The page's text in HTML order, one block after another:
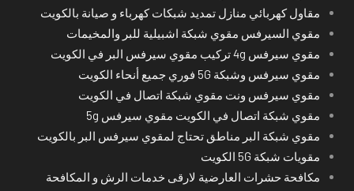
مقاول كهربائي منازل تمديد شبكات كهرباء و صيانة بالكويت
مقوي السيرفس مقوي شبكة اشبيلية للبر والمخيمات
مقوي سيرفس 4g تركيب مقوي سيرفس البر في الكويت
مقوي سيرفس وشبكة 5G فوري جميع أنحاء الكويت
مقوي سيرفس ونت مقوي شبكة اتصال في الكويت
مقوي شبكة اتصال في الكويت مقوي سيرفس 5g
مقوي شبكة البر مناطق تحتاج لمقوي سيرفس البر بالكويت
مقويات شبكة 5G الكويت
مكافحة حشرات العارضية لارقى خدمات الرش و المكافحة